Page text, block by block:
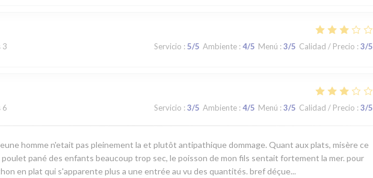
3 Servicio : 5/5 Ambiente : 4/5 Menú : 3/5 Calidad / Precio : 3/5
6 Servicio : 3/5 Ambiente : 4/5 Menú : 3/5 Calidad / Precio : 3/5
homme n'etait pas pleinement la et plutôt antipathique dommage. Quant aux plats, misère ce
pané des enfants beaucoup trop sec, le poisson de mon fils sentait fortement la mer. pour
en plat qui s'apparente plus a une entrée au vu des quantités. bref déçue...